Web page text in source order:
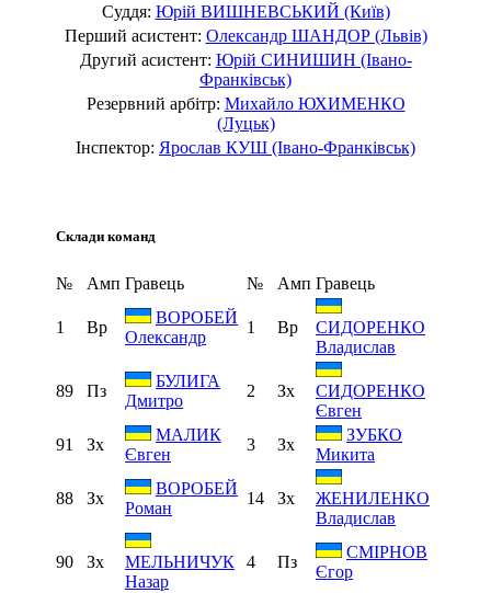
Суддя: Юрій ВИШНЕВСЬКИЙ (Київ)
Перший асистент: Олександр ШАНДОР (Львів)
Другий асистент: Юрій СИНИШИН (Івано-
Франківськ)
Резервний арбітр: Михайло ЮХИМЕНКО
(Луцьк)
Інспектор: Ярослав КУШ (Івано-Франківськ)
Склади команд
№ Амп Гравець № Амп Гравець
1 Вр
ВОРОБЕЙ
Олександр
1 Вр
СИДОРЕНКО
Владислав
89 Пз
БУЛИГА
Дмитро
2 Зх
СИДОРЕНКО
Євген
91
Зх
МАЛИК
Євген
3 Зх
ЗУБКО
Микита
88 Зх
ВОРОБЕЙ
Роман
14 Зх
ЖЕНИЛЕНКО
Владислав
90 Зх
МЕЛЬНИЧУК
Назар
4 Пз
СМІРНОВ
Єгор